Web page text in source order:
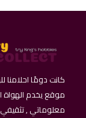
موقع يخدم الهواة
معلوماتي ,